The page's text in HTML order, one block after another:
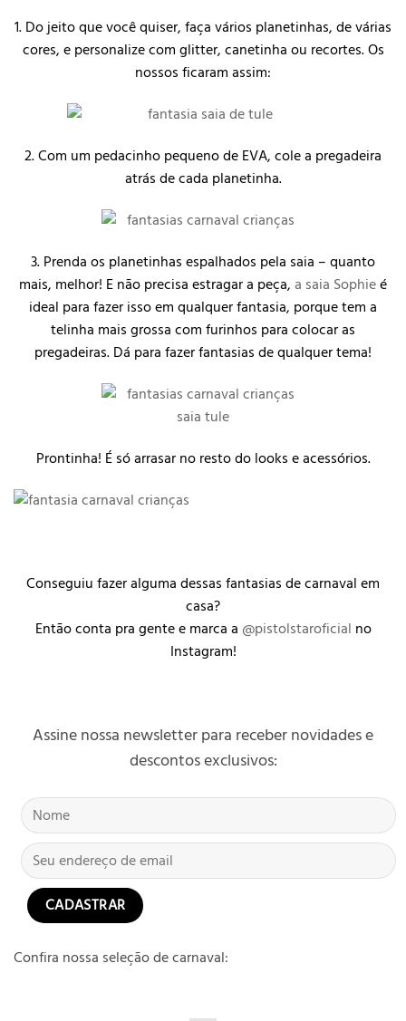
1. Do jeito que você quiser, faça vários planetinhas, de várias
cores, e personalize com glitter, canetinha ou recortes. Os
nossos ficaram assim:
2. Com um pedacinho pequeno de EVA, cole a pregadeira
atrás de cada planetinha.
3. Prenda os planetinhas espalhados pela saia – quanto
mais, melhor! E não precisa estragar a peça,a saia Sophieé
ideal para fazer isso em qualquer fantasia, porque tem a
telinha mais grossa com furinhos para colocar as
pregadeiras. Dá para fazer fantasias de qualquer tema!
Prontinha! É só arrasar no resto do looks e acessórios.
Conseguiu fazer alguma dessas fantasias de carnaval em
casa?
Então conta pra gente e marca a @pistolstaroficial no
Instagram!
Assine nossa newsletter para receber novidades e
descontos exclusivos:
Confira nossa seleção de carnaval: